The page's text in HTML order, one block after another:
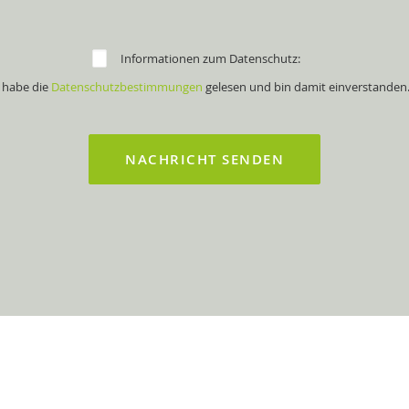
Informationen zum Datenschutz:
die Datenschutzbestimmungen gelesen und bin damit einverstanden.